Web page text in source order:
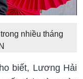
nhiều tháng
biết, Lương Hải